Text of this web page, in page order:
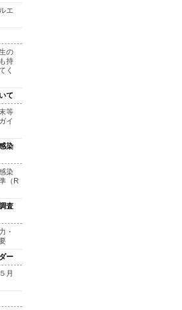
エ
の
持
く
て
等
イ
染
染
（R
査
・
ー
月